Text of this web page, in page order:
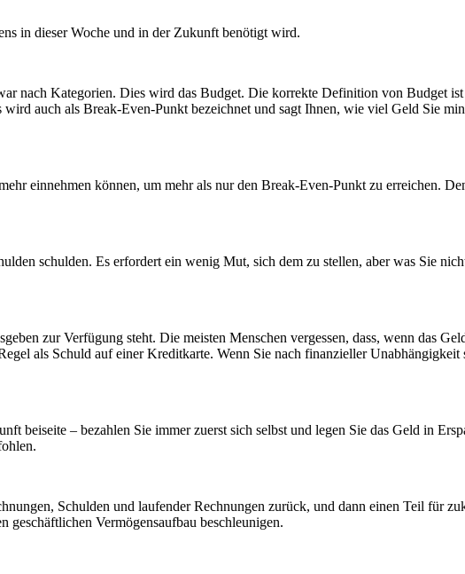
in dieser Woche und in der Zukunft benötigt wird.
nach Kategorien. Dies wird das Budget. Die korrekte Definition von Budget
auch als Break-Even-Punkt bezeichnet und sagt Ihnen, wie viel Geld Sie
einnehmen können, um mehr als nur den Break-Even-Punkt zu erreichen.
schulden. Es erfordert ein wenig Mut, sich dem zu stellen, aber was Sie
zur Verfügung steht. Die meisten Menschen vergessen, dass, wenn das
als Schuld auf einer Kreditkarte. Wenn Sie nach finanzieller Unabhängigkeit
beiseite – bezahlen Sie immer zuerst sich selbst und legen Sie das Geld in
Schulden und laufender Rechnungen zurück, und dann einen Teil für
Vermögensaufbau beschleunigen.